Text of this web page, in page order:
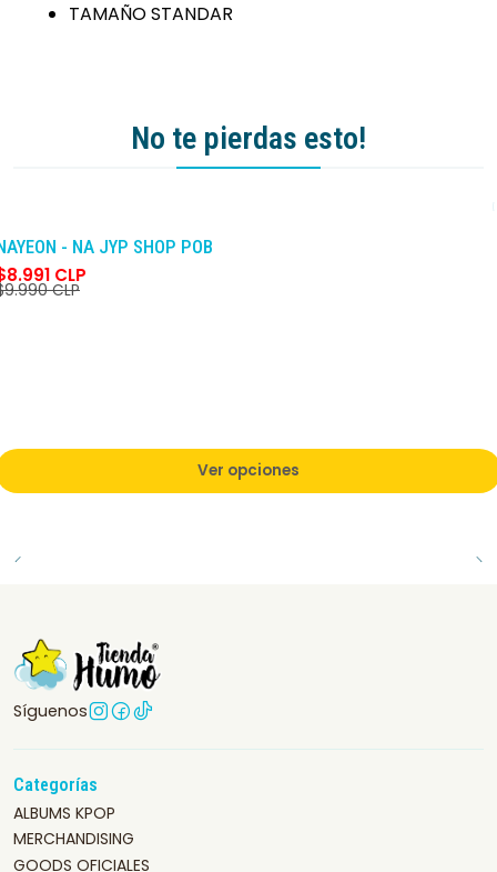
TAMAÑO STANDAR
No te pierdas esto!
- NA JYP SHOP POB
CLP
CLP
Ver opciones
Síguenos
Categorías
ALBUMS KPOP
MERCHANDISING
GOODS OFICIALES